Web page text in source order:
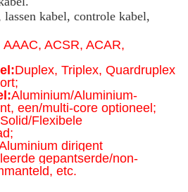
kabel, controle kabel,
AAAC, ACSR, ACAR,
Duplex, Triplex, Quardruplex
Aluminium/Aluminium-
een/multi-core optioneel;
Solid/Flexibele
dirigent
gepantserde/non-
etc.